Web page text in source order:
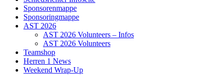
Sponsorenmappe
Sponsoringmappe
AST 2026
AST 2026 Volunteers – Infos
AST 2026 Volunteers
Teamshop
Herren 1 News
Weekend Wrap-Up